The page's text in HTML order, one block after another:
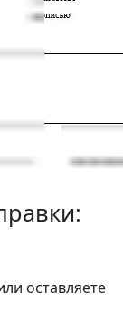
оставляете